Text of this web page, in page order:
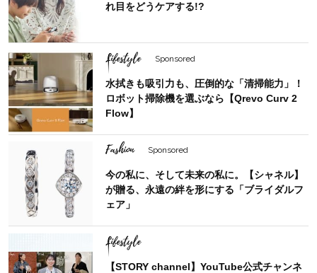
れ目をどうケアする!?
Lifestyle Sponsored
水拭きも吸引力も、圧倒的な「清掃能力」！
ロボット掃除機を選ぶなら【Qrevo Curv 2
Flow】
Fashion Sponsored
今の私に、そして未来の私に。【シャネル】
が贈る、永遠の絆を形にする「ブライダルフ
ェア」
Lifestyle
【STORY channel】YouTube公式チャンネ